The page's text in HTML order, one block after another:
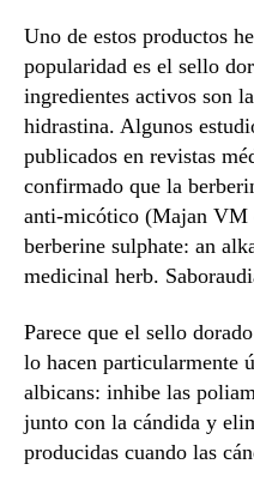
Uno de estos productos
popularidad es el sello
ingredientes activos son
hidrastina. Algunos
publicados en revistas
confirmado que la
anti-micótico (Majan
berberine sulphate: an
medicinal herb.
Parece que el sello
lo hacen particularmente
albicans: inhibe las
junto con la cándida y
producidas cuando las